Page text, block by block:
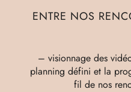
ENTRE NOS
– visionnage des
planning défini et la
fil de nos